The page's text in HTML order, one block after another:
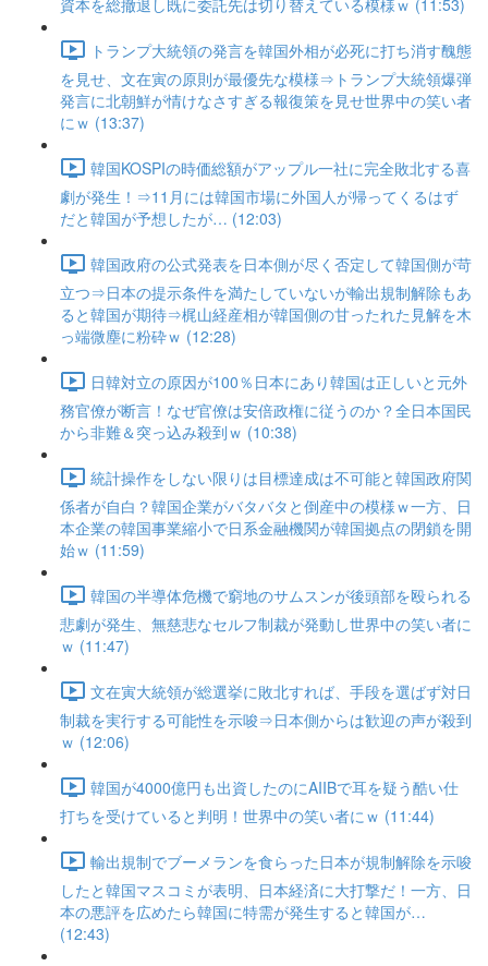
資本を総撤退し既に委託先は切り替えている模様ｗ (11:53)
トランプ大統領の発言を韓国外相が必死に打ち消す醜態
を見せ、文在寅の原則が最優先な模様⇒トランプ大統領爆弾
発言に北朝鮮が情けなさすぎる報復策を見せ世界中の笑い者
にｗ (13:37)
韓国KOSPIの時価総額がアップル一社に完全敗北する喜
劇が発生！⇒11月には韓国市場に外国人が帰ってくるはず
だと韓国が予想したが… (12:03)
韓国政府の公式発表を日本側が尽く否定して韓国側が苛
立つ⇒日本の提示条件を満たしていないが輸出規制解除もあ
ると韓国が期待⇒梶山経産相が韓国側の甘ったれた見解を木
っ端微塵に粉砕ｗ (12:28)
日韓対立の原因が100％日本にあり韓国は正しいと元外
務官僚が断言！なぜ官僚は安倍政権に従うのか？全日本国民
から非難＆突っ込み殺到ｗ (10:38)
統計操作をしない限りは目標達成は不可能と韓国政府関
係者が自白？韓国企業がバタバタと倒産中の模様ｗ一方、日
本企業の韓国事業縮小で日系金融機関が韓国拠点の閉鎖を開
始ｗ (11:59)
韓国の半導体危機で窮地のサムスンが後頭部を殴られる
悲劇が発生、無慈悲なセルフ制裁が発動し世界中の笑い者に
ｗ (11:47)
文在寅大統領が総選挙に敗北すれば、手段を選ばず対日
制裁を実行する可能性を示唆⇒日本側からは歓迎の声が殺到
ｗ (12:06)
韓国が4000億円も出資したのにAIIBで耳を疑う酷い仕
打ちを受けていると判明！世界中の笑い者にｗ (11:44)
輸出規制でブーメランを食らった日本が規制解除を示唆
したと韓国マスコミが表明、日本経済に大打撃だ！一方、日
本の悪評を広めたら韓国に特需が発生すると韓国が…
(12:43)